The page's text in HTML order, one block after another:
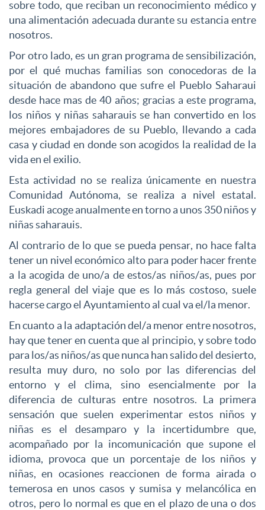
sobre todo, que reciban un reconocimiento médico y
una alimentación adecuada durante su estancia entre
nosotros.
Por otro lado, es un gran programa de sensibilización,
por el qué muchas familias son conocedoras de la
situación de abandono que sufre el Pueblo Saharaui
desde hace mas de 40 años; gracias a este programa,
los niños y niñas saharauis se han convertido en los
mejores embajadores de su Pueblo, llevando a cada
casa y ciudad en donde son acogidos la realidad de la
vida en el exilio.
Esta actividad no se realiza únicamente en nuestra
Comunidad Autónoma, se realiza a nivel estatal.
Euskadi acoge anualmente en torno a unos 350 niños y
niñas saharauis.
Al contrario de lo que se pueda pensar, no hace falta
tener un nivel económico alto para poder hacer frente
a la acogida de uno/a de estos/as niños/as, pues por
regla general del viaje que es lo más costoso, suele
hacerse cargo el Ayuntamiento al cual va el/la menor.
En cuanto a la adaptación del/a menor entre nosotros,
hay que tener en cuenta que al principio, y sobre todo
para los/as niños/as que nunca han salido del desierto,
resulta muy duro, no solo por las diferencias del
entorno y el clima, sino esencialmente por la
diferencia de culturas entre nosotros. La primera
sensación que suelen experimentar estos niños y
niñas es el desamparo y la incertidumbre que,
acompañado por la incomunicación que supone el
idioma, provoca que un porcentaje de los niños y
niñas, en ocasiones reaccionen de forma airada o
temerosa en unos casos y sumisa y melancólica en
otros, pero lo normal es que en el plazo de una o dos